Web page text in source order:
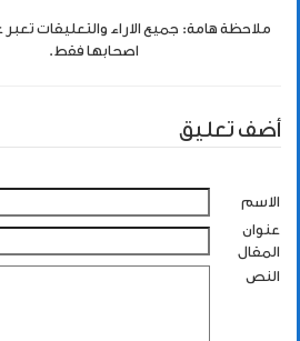
ملاحظة هامة: جميع الاراء والتعليقات
اصحابها فقط.
أضف تعليق
الاسم
عنوان
المقال
النص